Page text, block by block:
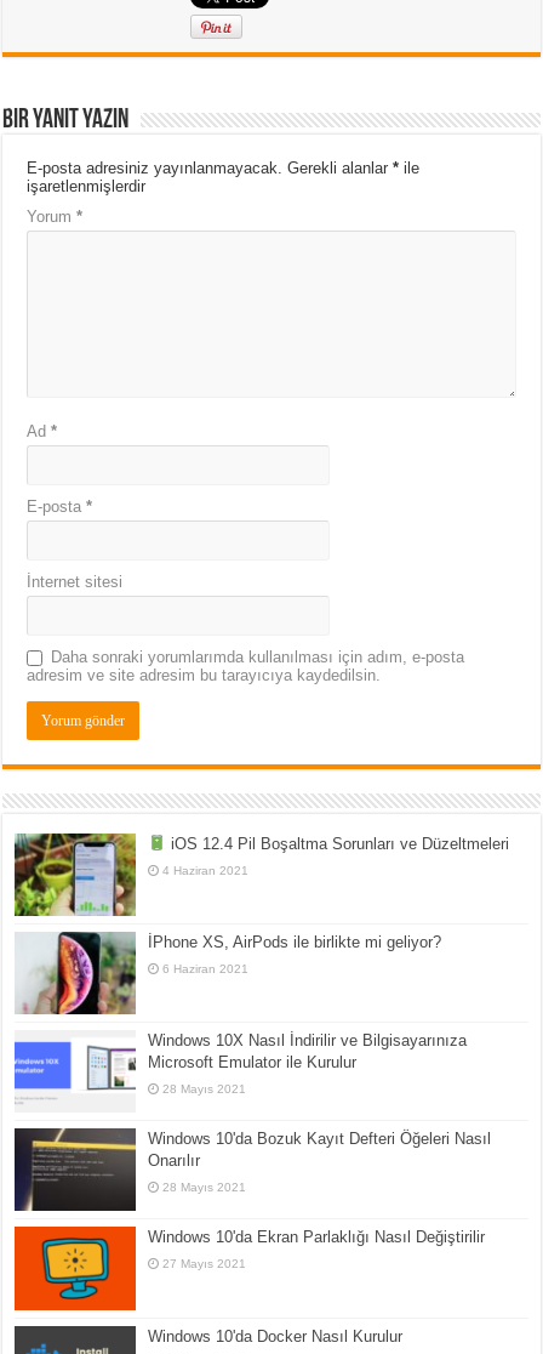
Bir yanıt yazın
E-posta adresiniz yayınlanmayacak. Gerekli alanlar* ile
işaretlenmişlerdir
Yorum*
Ad*
E-posta*
İnternet sitesi
Daha sonraki yorumlarımda kullanılması için adım, e-posta
adresim ve site adresim bu tarayıcıya kaydedilsin.
iOS 12.4 Pil Boşaltma Sorunları ve Düzeltmeleri
4 Haziran 2021
İPhone XS, AirPods ile birlikte mi geliyor?
6 Haziran 2021
Windows 10X Nasıl İndirilir ve Bilgisayarınıza
Microsoft Emulator ile Kurulur
28 Mayıs 2021
Windows 10'da Bozuk Kayıt Defteri Öğeleri Nasıl
Onarılır
28 Mayıs 2021
Windows 10'da Ekran Parlaklığı Nasıl Değiştirilir
27 Mayıs 2021
Windows 10'da Docker Nasıl Kurulur